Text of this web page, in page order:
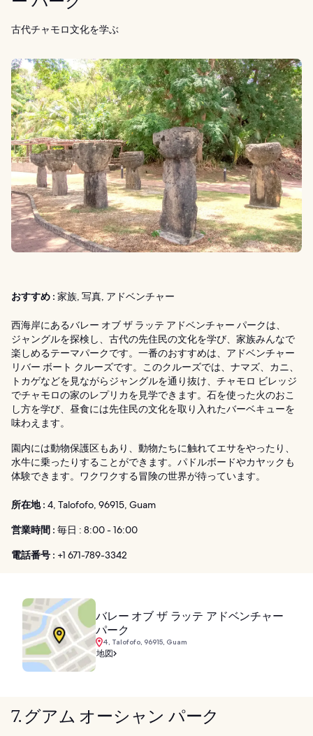
古代チャモロ文化を学ぶ
おすすめ : 家族, 写真, アドベンチャー
西海岸にあるバレー オブ ザ ラッテ アドベンチャー パークは、
ジャングルを探検し、古代の先住民の文化を学び、家族みんなで
楽しめるテーマパークです。一番のおすすめは、アドベンチャー
リバー ボート クルーズです。このクルーズでは、ナマズ、カニ、
トカゲなどを見ながらジャングルを通り抜け、チャモロ ビレッジ
でチャモロの家のレプリカを見学できます。石を使った火のおこ
し方を学び、昼食には先住民の文化を取り入れたバーベキューを
味わえます。
園内には動物保護区もあり、動物たちに触れてエサをやったり、
水牛に乗ったりすることができます。パドルボードやカヤックも
体験できます。ワクワクする冒険の世界が待っています。
所在地 : 4, Talofofo, 96915, Guam
営業時間 : 毎日 : 8:00 - 16:00
電話番号 : +1 671-789-3342
バレー オブ ザ ラッテ アドベンチャー
パーク
4, Talofofo, 96915, Guam
地図
7. グアム オーシャン パーク